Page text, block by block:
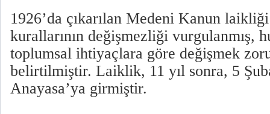
1926’da çıkarılan Medeni Kanun
kurallarının değişmezliği vurgulanmış,
toplumsal ihtiyaçlara göre değişmek
belirtilmiştir. Laiklik, 11 yıl sonra, 5
Anayasa’ya girmiştir.